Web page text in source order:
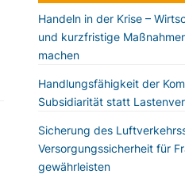
Handeln in der Krise –
und kurzfristige
machen
Handlungsfähigkeit der
Subsidiarität statt
Sicherung des
Versorgungssicherheit für
gewährleisten